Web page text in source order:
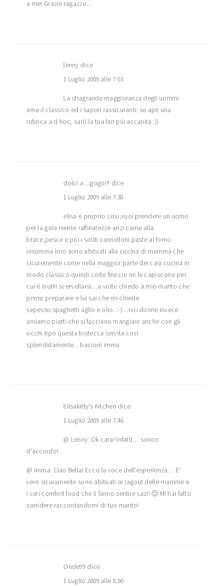
a me! Grazie ragazze…
lenny dice
1 Luglio 2009 alle 7:03
La stragrande maggioranza degli uomini
ama il classico ed i sapori rassicuranti: se apri una
rubrica a d hoc, sarò la tua fan più accanita :))
dolci a ...gogo!!! dice
1 Luglio 2009 alle 7:38
elisa è proprio cosi,vuoi prendere un uomo
per la gola niente raffinatezze anzi carne alla
brace,pesce e poi i soliti cannelloni paste al forno
insomma loro sono abituati alla cucina di mammà che
sicuremente come nella maggior parte dei casi cucina in
modo classico quindi certe finezze nn le capiscono per
cui è inutili scervellarsi…a volte chiedo a mio marito che
primo preparare e lui sai che mi chiede
sepesso:spaghetti aglio e olio..:-)…noi donne invece
amiamo piatti che si facciano mangiare anche con gli
occhi tipo questa bistecca servita cosi
splendidamente…bacioni imma
Elisakitty's Kitchen dice
1 Luglio 2009 alle 7:46
@ Lenny: Ok cara! Infatti… sonon
d'accordo!
@ Imma: Ciao Bella! Ecco la voce dell'esperienza… E'
vero sicuramente sono abituati ai ragout delle mamme e
i vari comfort food che li fanno sentire sazi! 🙂 Mi hai fatto
sorridere raccontandomi di tuo marito!
Onde99 dice
1 Luglio 2009 alle 8:06